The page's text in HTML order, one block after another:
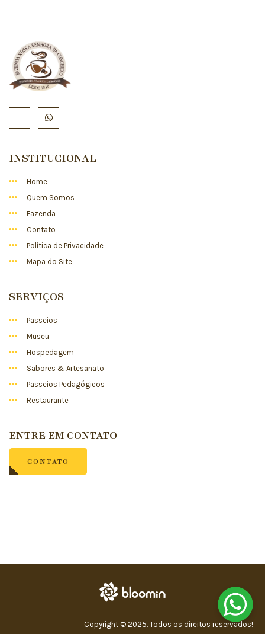
INSTITUCIONAL
Home
Quem Somos
Fazenda
Contato
Política de Privacidade
Mapa do Site
SERVIÇOS
Passeios
Museu
Hospedagem
Sabores & Artesanato
Passeios Pedagógicos
Restaurante
ENTRE EM CONTATO
CONTATO
Copyright © 2025. Todos os direitos reservados!